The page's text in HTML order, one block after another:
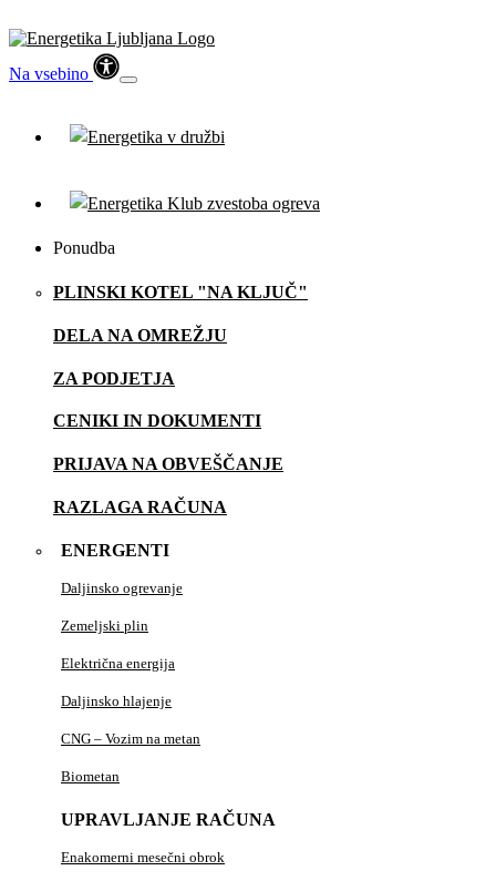
Na vsebino
Ponudba
PLINSKI KOTEL "NA KLJUČ"
DELA NA OMREŽJU
ZA PODJETJA
CENIKI IN DOKUMENTI
PRIJAVA NA OBVEŠČANJE
RAZLAGA RAČUNA
ENERGENTI
Daljinsko ogrevanje
Zemeljski plin
Električna energija
Daljinsko hlajenje
CNG – Vozim na metan
Biometan
UPRAVLJANJE RAČUNA
Enakomerni mesečni obrok